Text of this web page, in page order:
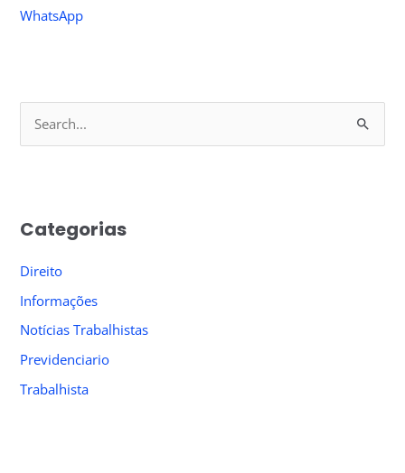
WhatsApp
e
c
o
r
:
Categorias
Direito
Informações
Notícias Trabalhistas
Previdenciario
Trabalhista